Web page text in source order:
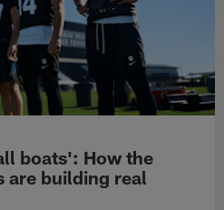
boats': How the
are building real